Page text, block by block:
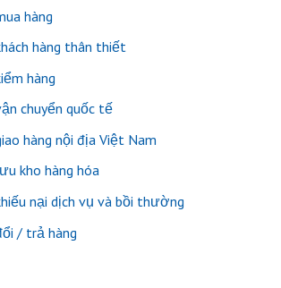
hàng
hàng thân thiết
hàng
chuyển quốc tế
hàng nội địa Việt Nam
kho hàng hóa
nại dịch vụ và bồi thường
/ trả hàng